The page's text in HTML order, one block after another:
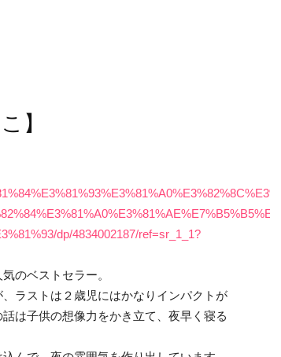
】
dp/4834002187/ref=sr_1_1?
のベストセラー。
ラストは２歳児にはかなりインパクトが
は子供の想像力をかき立て、夜早く寝る